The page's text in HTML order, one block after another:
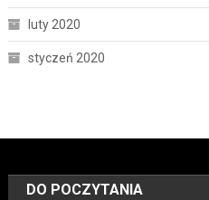
luty 2020
styczeń 2020
DO POCZYTANIA